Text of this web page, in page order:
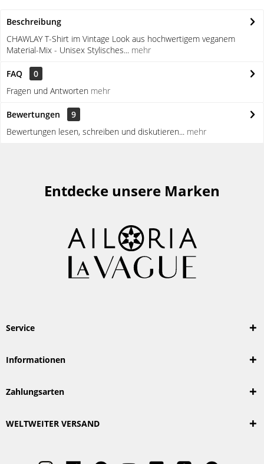
Beschreibung
CHAWLAY T-Shirt im Vintage Look aus hochwertigem veganem
Material-Mix - Unisex Stylisches... mehr
FAQ
0
Fragen und Antworten mehr
Bewertungen
9
Bewertungen lesen, schreiben und diskutieren... mehr
Entdecke unsere Marken
Service
Informationen
Zahlungsarten
WELTWEITER VERSAND